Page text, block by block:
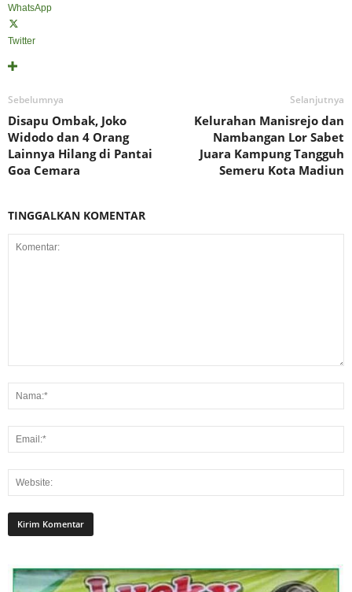
WhatsApp
Twitter
Sebelumnya
Disapu Ombak, Joko
Widodo dan 4 Orang
Lainnya Hilang di Pantai
Goa Cemara
Selanjutnya
Kelurahan Manisrejo dan
Nambangan Lor Sabet
Juara Kampung Tangguh
Semeru Kota Madiun
TINGGALKAN KOMENTAR